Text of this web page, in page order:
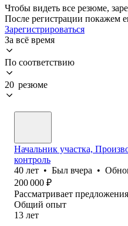
Чтобы видеть все резюме,
После регистрации покажем
Зарегистрироваться
За всё время
По соответствию
20 резюме
Начальник участка,
контроль
40 лет • Был вчера •
200 000 ₽
Рассматривает предложения
Общий опыт
13 лет